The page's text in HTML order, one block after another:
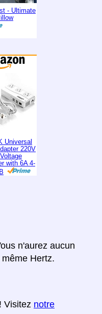
- Ultimate
Universal
220V
with 6A 4-
n'aurez aucun
Hertz.
Visitez notre